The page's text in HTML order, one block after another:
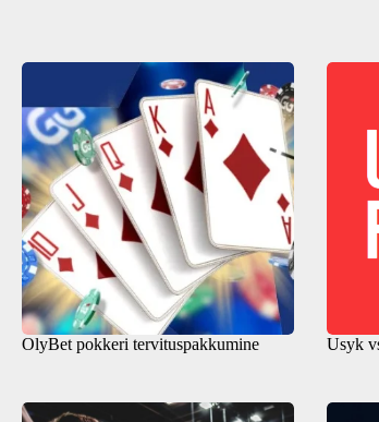
OlyBet pokkeri tervituspakkumine Usyk